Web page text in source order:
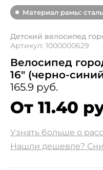
Материал рамы: сталь
Детский велосипед
Артикул: 1000000629
Велосипед
16" (черно-
165.9 руб.
От 11.40
Узнать больше о
Нашли дешевле?